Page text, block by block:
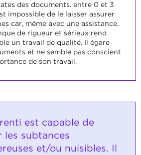
des documents. entre 0 et 3
impossible de le laisser assurer
car, même avec une assistance,
de rigueur et sérieux rend
un travail de qualité. Il égare
et ne semble pas conscient
de son travail.
est capable de
les subtances
et/ou nuisibles. Il